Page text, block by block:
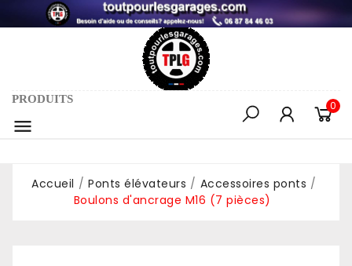
PRODUITS

0
Accueil Ponts élévateurs
Accessoires ponts
Boulons d'ancrage M16 (7 pièces)